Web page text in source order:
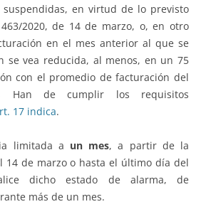
suspendidas, en virtud de lo previsto
2020, de 14 de marzo, o, en otro
en el mes anterior al que se
se vea reducida, al menos, en un 75
con el promedio de facturación del
Han de cumplir los requisitos
17 indica.
limitada a un mes, a partir de la
14 de marzo o hasta el último día del
dicho estado de alarma, de
más de un mes.